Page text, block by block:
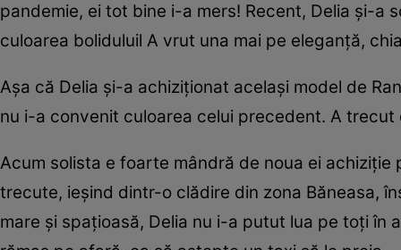
pandemie, ei tot bine i-a mers! Recent, Delia și-a
culoarea boliduluil A vrut una mai pe eleganță,
Așa că Delia și-a achiziționat același model de
nu i-a convenit culoarea celui precedent. A
Acum solista e foarte mândră de noua ei
trecute, ieșind dintr-o clădire din zona Băneasa,
mare și spațioasă, Delia nu i-a putut lua pe toți în